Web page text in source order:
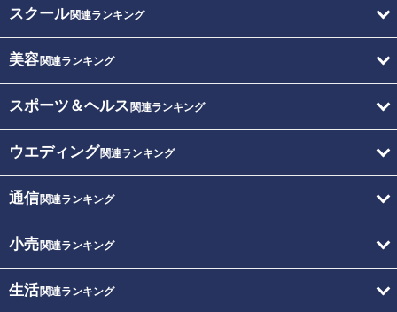
スクール関連ランキング
美容関連ランキング
スポーツ＆ヘルス 関連ランキング
ウエディング関連ランキング
通信関連ランキング
小売関連ランキング
生活関連ランキング